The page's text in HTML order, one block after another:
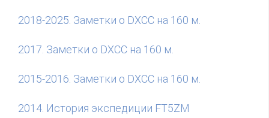
2018-2025. Заметки о DXCC на 160 м.
2017. Заметки о DXCC на 160 м.
2015-2016. Заметки о DXCC на 160 м.
2014. История экспедиции FT5ZM